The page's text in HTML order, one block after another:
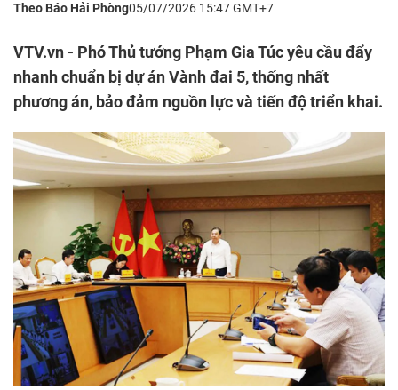
Theo Báo Hải Phòng05/07/2026 15:47 GMT+7
VTV.vn - Phó Thủ tướng Phạm Gia Túc yêu cầu đẩy
nhanh chuẩn bị dự án Vành đai 5, thống nhất
phương án, bảo đảm nguồn lực và tiến độ triển khai.